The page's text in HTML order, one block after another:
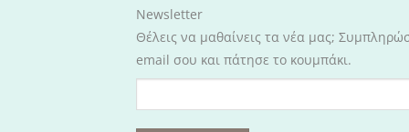
Newsletter
Θέλεις να μαθαίνεις τα νέα μας;
email σου και πάτησε το κουμπάκι.